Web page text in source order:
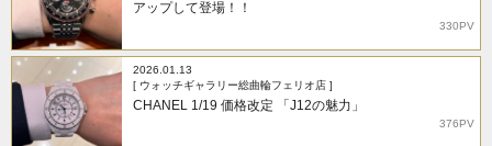
アップして登場！！
330PV
2026.01.13
[ ウォッチギャラリー総曲輪フェリオ店 ]
CHANEL 1/19 価格改定 「J12の魅力」
376PV